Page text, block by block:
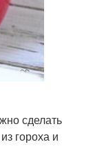
сделать
гороха и